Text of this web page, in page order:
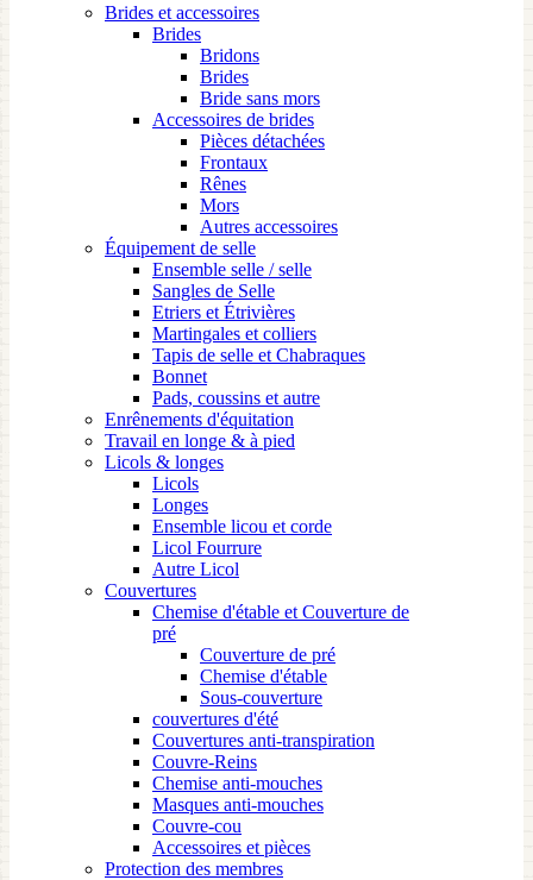
Brides et accessoires
Brides
Bridons
Brides
Bride sans mors
Accessoires de brides
Pièces détachées
Frontaux
Rênes
Mors
Autres accessoires
Équipement de selle
Ensemble selle / selle
Sangles de Selle
Etriers et Étrivières
Martingales et colliers
Tapis de selle et Chabraques
Bonnet
Pads, coussins et autre
Enrênements d'équitation
Travail en longe & à pied
Licols & longes
Licols
Longes
Ensemble licou et corde
Licol Fourrure
Autre Licol
Couvertures
Chemise d'étable et Couverture de
pré
Couverture de pré
Chemise d'étable
Sous-couverture
couvertures d'été
Couvertures anti-transpiration
Couvre-Reins
Chemise anti-mouches
Masques anti-mouches
Couvre-cou
Accessoires et pièces
Protection des membres